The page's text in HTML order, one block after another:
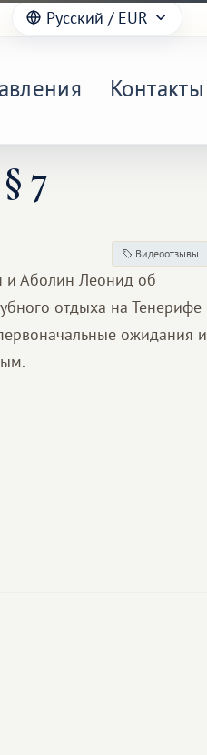
Русский / EUR
Контакты
7
Видеоотзывы
и Аболин Леонид об
отдыха на Тенерифе
ожидания и